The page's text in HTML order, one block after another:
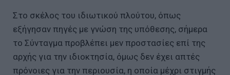
Στο σκέλος του ιδιωτικού πλούτου, όπως
εξήγησαν πηγές με γνώση της υπόθεσης, σήμερα
το Σύνταγμα προβλέπει μεν προστασίες επί της
αρχής για την ιδιοκτησία, όμως δεν έχει απτές
πρόνοιες για την περιουσία, η οποία μέχρι στιγμής